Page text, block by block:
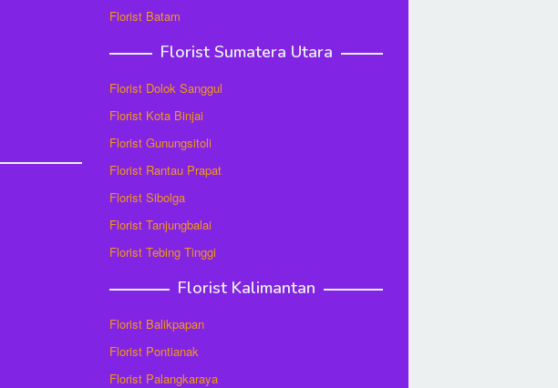
Florist Batam
Florist Sumatera Utara
Florist Dolok Sanggul
Florist Kota Binjai
Florist Gunungsitoli
Florist Rantau Prapat
Florist Sibolga
Florist Tanjungbalai
Florist Tebing Tinggi
Florist Kalimantan
Florist Balikpapan
Florist Pontianak
Florist Palangkaraya